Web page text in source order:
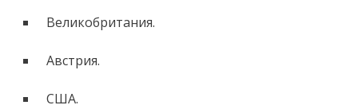
Великобритания.
Австрия.
США.